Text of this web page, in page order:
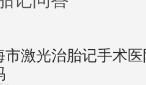
市激光治胎记手术